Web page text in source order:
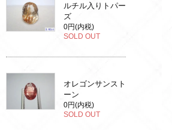
ルチル入りトパー
ズ
0円(内税)
SOLD OUT
オレゴンサンスト
ーン
0円(内税)
SOLD OUT